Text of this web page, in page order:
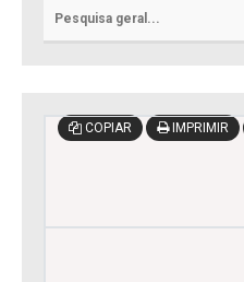
COPIAR IMPRIMIR